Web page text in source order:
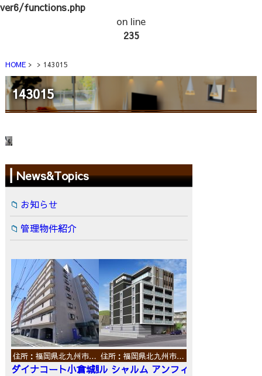
ver6/functions.php
on line
235
HOME 143015
143015
News&Topics
お知らせ
管理物件紹介
住所：福岡県北九州市…
ダイナコート小倉城野
住所：福岡県北九州市…
ル シャルム アンフィニ